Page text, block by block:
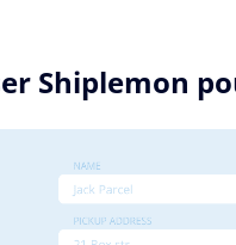
Shiplemon